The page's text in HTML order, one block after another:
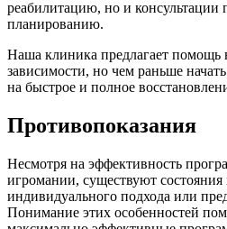
реабилитацию, но и консультации
планированию.
Наша клиника предлагает помощь
зависимости, но чем раньше
на быстрое и полное
Противопоказания
Несмотря на эффективность
игромании, существуют
индивидуального подхода или
Понимание этих особенностей